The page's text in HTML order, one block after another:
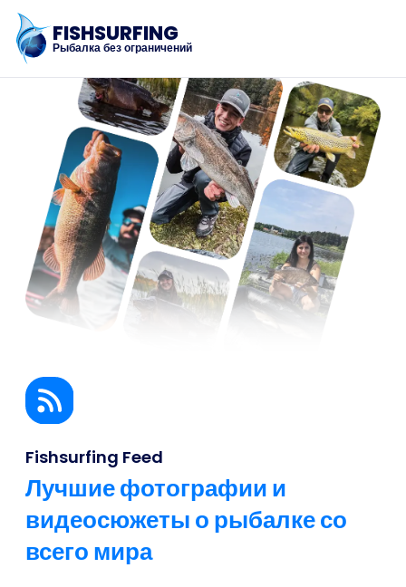
FISHSURFING
Рыбалка без ограничений
Регистрация
Главная
Блог
О приложении
Business
Fishsurfing Feed
Лучшие фотографии и
видеосюжеты о рыбалке со
всего мира